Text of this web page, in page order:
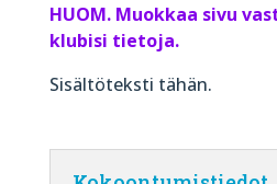
HUOM. Muokkaa sivu
klubisi tietoja.
Sisältöteksti tähän.